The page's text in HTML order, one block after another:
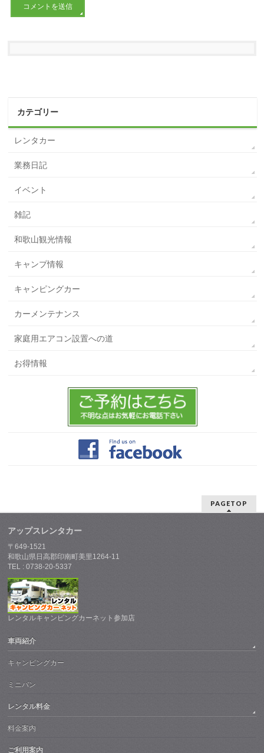
カテゴリー
レンタカー
業務日記
イベント
雑記
和歌山観光情報
キャンプ情報
キャンピングカー
カーメンテナンス
家庭用エアコン設置への道
お得情報
PAGETOP
アップスレンタカー
〒649-1521
和歌山県日高郡印南町美里1264-11
TEL : 0738-20-5337
レンタルキャンピングカーネット参加店
車両紹介
キャンピングカー
ミニバン
レンタル料金
料金案内
ご利用案内